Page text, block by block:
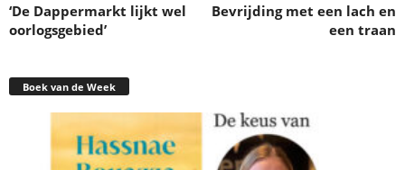
‘De Dappermarkt lijkt wel
oorlogsgebied’
Bevrijding met een lach en
een traan
Boek van de Week